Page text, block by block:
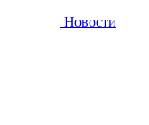
Новости